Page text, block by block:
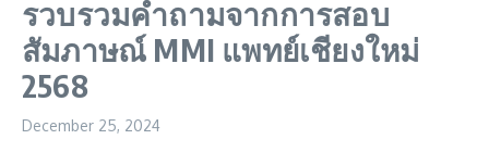
รวบรวมคำถามจากการสอบ
สัมภาษณ์ MMI แพทย์เชียงใหม่
2568
December 25, 2024